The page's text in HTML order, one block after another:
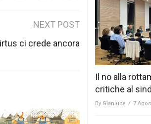
NEXT POST
ci crede ancora
Il no alla
critiche al
By Gianluca / 7